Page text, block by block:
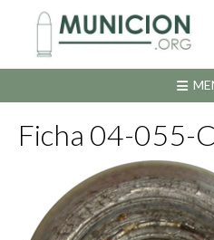
contenido
Ficha 04-055-